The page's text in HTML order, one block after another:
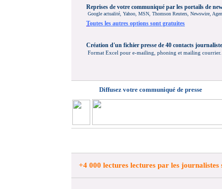
Reprises de votre communiqué par les portails de
Google actualité, Yahoo, MSN, Thomson Reuters, Newswire,
Toutes les autres options sont gratuites
Création d'un fichier presse de 40 contacts
Format Excel pour e-mailing, phoning et mailing courrier.
Diffusez votre communiqué de presse
+4 000 lectures lectures par les journalistes